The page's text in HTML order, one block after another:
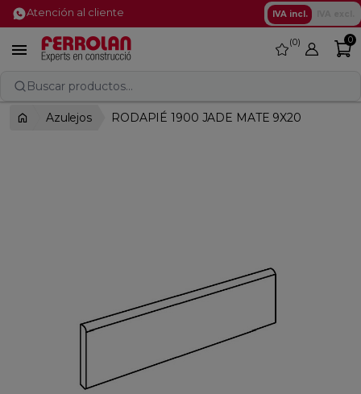
Atención al cliente IVA incl.
 favorite
0 0
Buscar productos...
Azulejos RODAPIÉ 1900 JADE MATE 9X20